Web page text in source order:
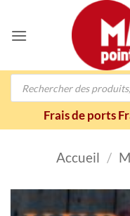
contenu
Recherche
Frais de ports
Accueil /